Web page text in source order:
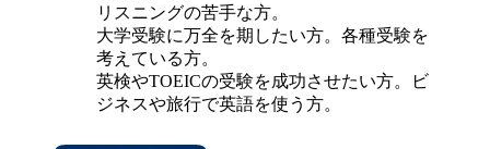
リスニングの苦手な方。
大学受験に万全を期したい方。各種受験を
考えている方。
英検やTOEICの受験を成功させたい方。ビ
ジネスや旅行で英語を使う方。